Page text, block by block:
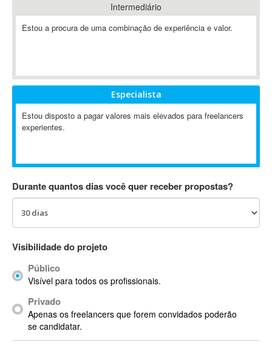
Ableton
Ableton Live
Abstract Window Toolkit (AWT)
AC Drives
AC3
ACID Pro
ACPI
ACT
Actian
Actimize
ActionScript
ActionScript 3
Intermediário
Estou a procura de uma combinação de experiência e valor.
Especialista
Estou disposto a pagar valores mais elevados para freelancers
experientes.
Durante quantos dias você quer receber propostas?
Visibilidade do projeto
Público
Visível para todos os profissionais.
Privado
Apenas os freelancers que forem convidados poderão
se candidatar.